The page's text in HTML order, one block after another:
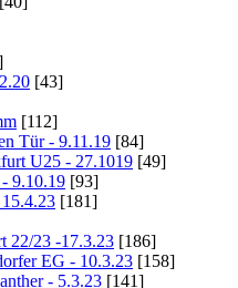
[43]
[112]
Tür - 9.11.19 [84]
U25 - 27.1019 [49]
9.10.19 [93]
[181]
22/23 -17.3.23 [186]
EG - 10.3.23 [158]
- 5.3.23 [141]